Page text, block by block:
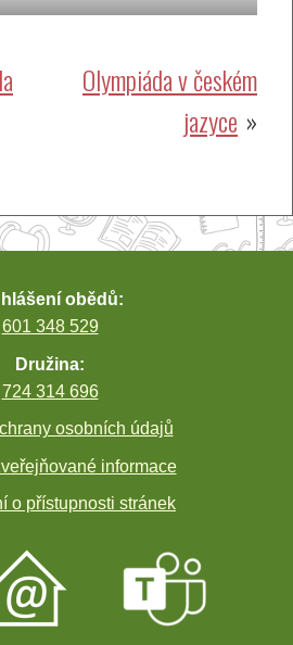
Olympiáda v českém
jazyce
obědů:
601 348 529
Družina:
724 314 696
osobních údajů
informace
o přístupnosti stránek